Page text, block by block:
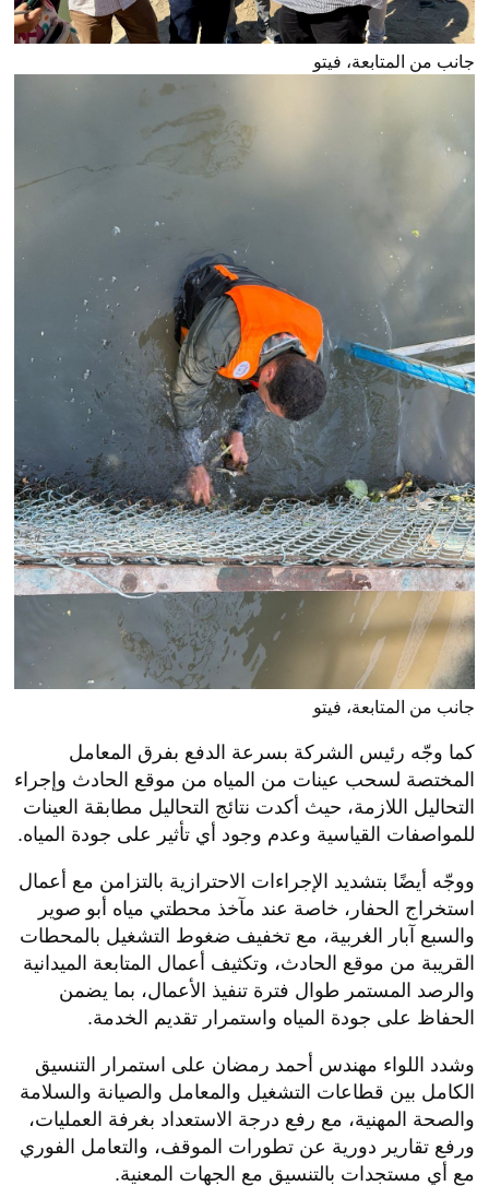
جانب من المتابعة، فيتو
جانب من المتابعة، فيتو
كما وجّه رئيس الشركة بسرعة الدفع بفرق المعامل
المختصة لسحب عينات من المياه من موقع الحادث وإجراء
التحاليل اللازمة، حيث أكدت نتائج التحاليل مطابقة العينات
للمواصفات القياسية وعدم وجود أي تأثير على جودة المياه.
ووجّه أيضًا بتشديد الإجراءات الاحترازية بالتزامن مع أعمال
استخراج الحفار، خاصة عند مآخذ محطتي مياه أبو صوير
والسبع آبار الغربية، مع تخفيف ضغوط التشغيل بالمحطات
القريبة من موقع الحادث، وتكثيف أعمال المتابعة الميدانية
والرصد المستمر طوال فترة تنفيذ الأعمال، بما يضمن
الحفاظ على جودة المياه واستمرار تقديم الخدمة.
وشدد اللواء مهندس أحمد رمضان على استمرار التنسيق
الكامل بين قطاعات التشغيل والمعامل والصيانة والسلامة
والصحة المهنية، مع رفع درجة الاستعداد بغرفة العمليات،
ورفع تقارير دورية عن تطورات الموقف، والتعامل الفوري
مع أي مستجدات بالتنسيق مع الجهات المعنية.